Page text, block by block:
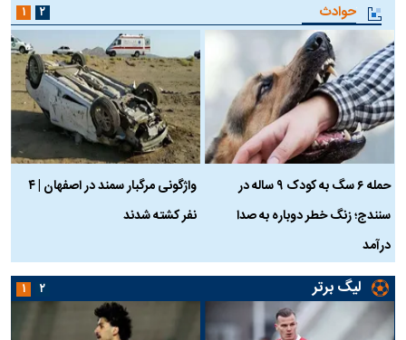
حوادث
حمله ۶ سگ به کودک ۹ ساله در
سنندج؛ زنگ خطر دوباره به صدا
درآمد
واژگونی مرگبار سمند در اصفهان | ۴
نفر کشته شدند
۱ ۲
لیگ برتر ۱ ۲